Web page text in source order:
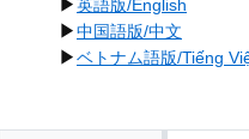
▶英語版/English
▶中国語版/中文
▶ベトナム語版/Tiếng